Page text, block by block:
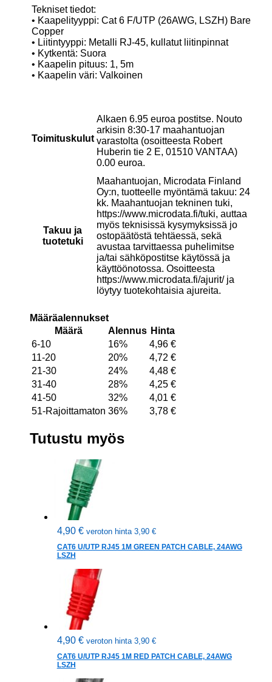
Tekniset tiedot:
• Kaapelityyppi: Cat 6 F/UTP (26AWG, LSZH) Bare
Copper
• Liitintyyppi: Metalli RJ-45, kullatut liitinpinnat
• Kytkentä: Suora
• Kaapelin pituus: 1, 5m
• Kaapelin väri: Valkoinen
Toimituskulut
Alkaen 6.95 euroa postitse. Nouto
arkisin 8:30-17 maahantuojan
varastolta (osoitteesta Robert
Huberin tie 2 E, 01510 VANTAA)
0.00 euroa.
Takuu ja
tuotetuki
Maahantuojan, Microdata Finland
Oy:n, tuotteelle myöntämä takuu: 24
kk. Maahantuojan tekninen tuki,
https://www.microdata.fi/tuki, auttaa
myös teknisissä kysymyksissä jo
ostopäätöstä tehtäessä, sekä
avustaa tarvittaessa puhelimitse
ja/tai sähköpostitse käytössä ja
käyttöönotossa. Osoitteesta
https://www.microdata.fi/ajurit/ ja
löytyy tuotekohtaisia ajureita.
Määräalennukset
Määrä
Alennus Hinta
6-10
16% 4,96 €
11-20
20% 4,72 €
21-30
24% 4,48 €
31-40
28% 4,25 €
41-50
32% 4,01 €
51-Rajoittamaton 36% 3,78 €
Tutustu myös
4,90 € veroton hinta 3,90 €
CAT6 U/UTP RJ45 1M GREEN PATCH CABLE, 24AWG
LSZH
4,90 € veroton hinta 3,90 €
CAT6 U/UTP RJ45 1M RED PATCH CABLE, 24AWG
LSZH